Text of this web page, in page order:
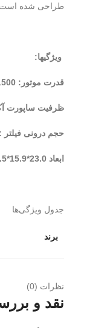
طراحی شده است.
ویژگیها:
قدرت موتور: 1500 بر ساعت
ظرفیت ساپورت
حجم درونی فیلتر :1.9 لیتر
ابعاد 23.0*15.9*25.5 سانتی متر
جدول ویژگی‌ها
برند
نظرات (0)
نقد و